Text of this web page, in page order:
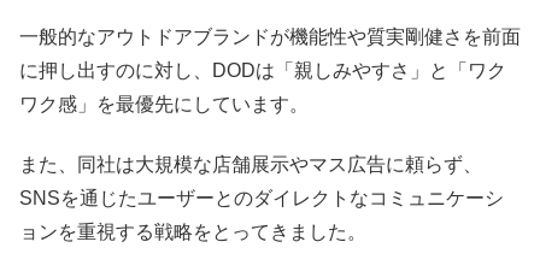
一般的なアウトドアブランドが機能性や質実剛健さを前面
に押し出すのに対し、DODは「親しみやすさ」と「ワク
ワク感」を最優先にしています。
また、同社は大規模な店舗展示やマス広告に頼らず、
SNSを通じたユーザーとのダイレクトなコミュニケーシ
ョンを重視する戦略をとってきました。